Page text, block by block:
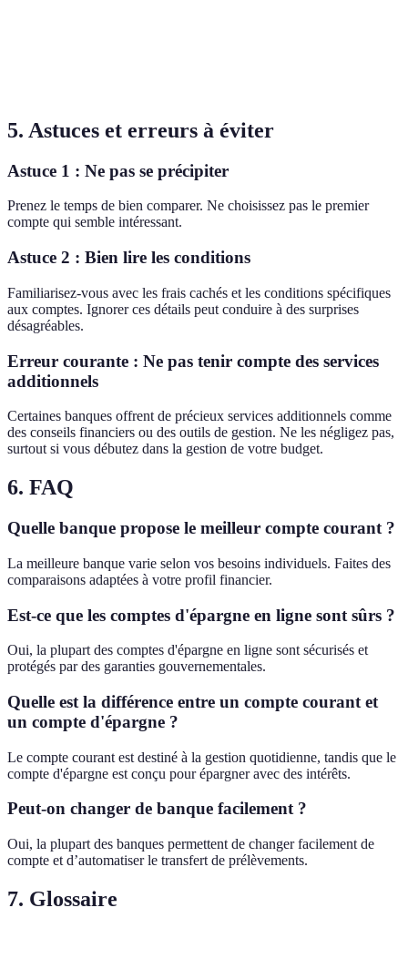
5. Astuces et erreurs à éviter
Astuce 1 : Ne pas se précipiter
Prenez le temps de bien comparer. Ne choisissez pas le premier
compte qui semble intéressant.
Astuce 2 : Bien lire les conditions
Familiarisez-vous avec les frais cachés et les conditions spécifiques
aux comptes. Ignorer ces détails peut conduire à des surprises
désagréables.
Erreur courante : Ne pas tenir compte des services
additionnels
Certaines banques offrent de précieux services additionnels comme
des conseils financiers ou des outils de gestion. Ne les négligez pas,
surtout si vous débutez dans la gestion de votre budget.
6. FAQ
Quelle banque propose le meilleur compte courant ?
La meilleure banque varie selon vos besoins individuels. Faites des
comparaisons adaptées à votre profil financier.
Est-ce que les comptes d'épargne en ligne sont sûrs ?
Oui, la plupart des comptes d'épargne en ligne sont sécurisés et
protégés par des garanties gouvernementales.
Quelle est la différence entre un compte courant et
un compte d'épargne ?
Le compte courant est destiné à la gestion quotidienne, tandis que le
compte d'épargne est conçu pour épargner avec des intérêts.
Peut-on changer de banque facilement ?
Oui, la plupart des banques permettent de changer facilement de
compte et d’automatiser le transfert de prélèvements.
7. Glossaire